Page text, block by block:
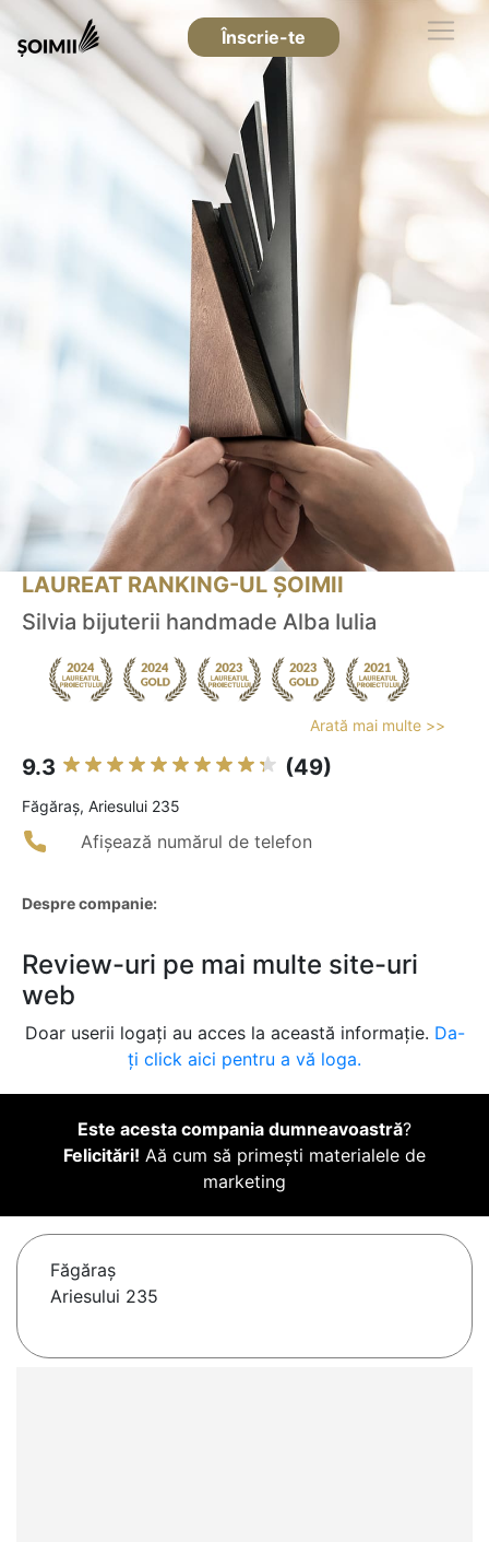
Înscrie-te
LAUREAT RANKING-UL ȘOIMII
Silvia bijuterii handmade Alba Iulia
Arată mai multe >>
9.3 (49)
Făgăraş, Ariesului 235
Afișează numărul de telefon
Despre companie:
Review-uri pe mai multe site-uri
web
Doar userii logați au acces la această informație. Da-
ți click aici pentru a vă loga.
Este acesta compania dumneavoastră?
Felicitări! Aă cum să primești materialele de
marketing
Făgăraş
Ariesului 235